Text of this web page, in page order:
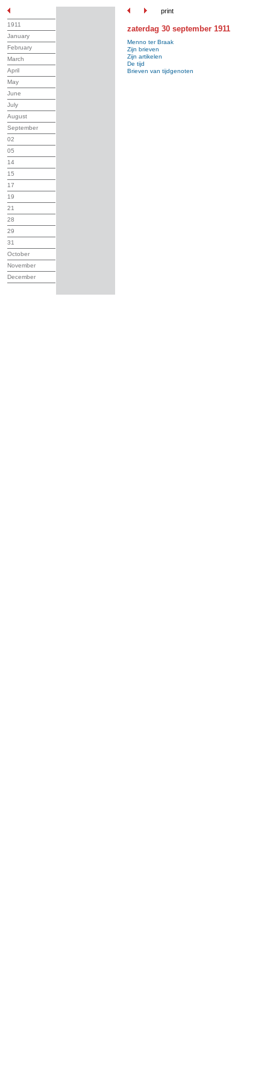
print
1911
January
February
March
April
May
June
July
August
September
02
05
14
15
17
19
21
28
29
31
October
November
December
zaterdag 30 september 1911
Menno ter Braak
Zijn brieven
Zijn artikelen
De tijd
Brieven van tijdgenoten